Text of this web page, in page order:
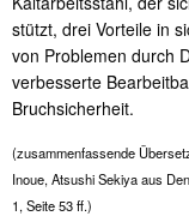
stützt, drei Vorteile in
von Problemen durch
verbesserte
Bruchsicherheit.
(zusammenfassende
Inoue, Atsushi Sekiya aus
1, Seite 53 ff.)